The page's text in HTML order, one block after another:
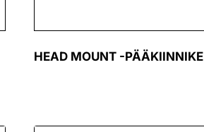
HEAD MOUNT -PÄÄKIINNIKE